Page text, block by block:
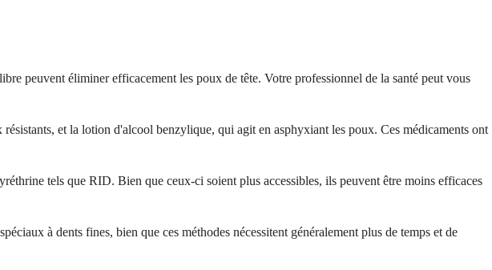
peuvent éliminer efficacement les poux de tête. Votre professionnel de la santé peut vous
et la lotion d'alcool benzylique, qui agit en asphyxiant les poux. Ces médicaments ont
tels que RID. Bien que ceux-ci soient plus accessibles, ils peuvent être moins efficaces
à dents fines, bien que ces méthodes nécessitent généralement plus de temps et de